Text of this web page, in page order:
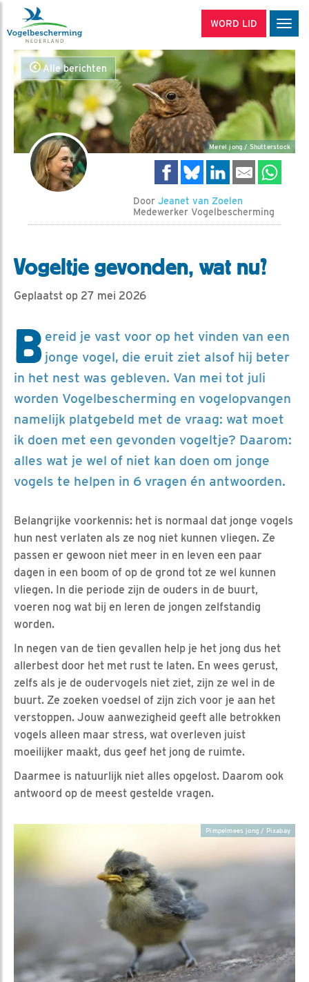
WORD LID
Alle berichten
Merel jong / Shutterstock
Door Jeanet van Zoelen
Medewerker Vogelbescherming
Vogeltje gevonden, wat nu?
Geplaatst op 27 mei 2026
B ereid je vast voor op het vinden van een
jonge vogel, die eruit ziet alsof hij beter
in het nest was gebleven. Van mei tot juli
worden Vogelbescherming en vogelopvangen
namelijk platgebeld met de vraag: wat moet
ik doen met een gevonden vogeltje? Daarom:
alles wat je wel of niet kan doen om jonge
vogels te helpen in 6 vragen én antwoorden.
Belangrijke voorkennis: het is normaal dat jonge vogels
hun nest verlaten als ze nog niet kunnen vliegen. Ze
passen er gewoon niet meer in en leven een paar
dagen in een boom of op de grond tot ze wel kunnen
vliegen. In die periode zijn de ouders in de buurt,
voeren nog wat bij en leren de jongen zelfstandig
worden.
In negen van de tien gevallen help je het jong dus het
allerbest door het met rust te laten. En wees gerust,
zelfs als je de oudervogels niet ziet, zijn ze wel in de
buurt. Ze zoeken voedsel of zijn zich voor je aan het
verstoppen. Jouw aanwezigheid geeft alle betrokken
vogels alleen maar stress, wat overleven juist
moeilijker maakt, dus geef het jong de ruimte.
Daarmee is natuurlijk niet alles opgelost. Daarom ook
antwoord op de meest gestelde vragen.
Pimpelmees jong / Pixabay